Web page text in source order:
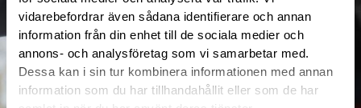
vidarebefordrar även sådana identifierare och annan
information från din enhet till de sociala medier och
annons- och analysföretag som vi samarbetar med.
Dessa kan i sin tur kombinera informationen med annan
information som du har tillhandahållit eller som de har